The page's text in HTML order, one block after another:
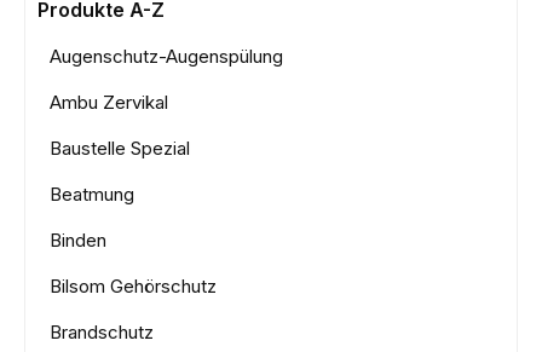
Produkte A-Z
Augenschutz-Augenspülung
Ambu Zervikal
Baustelle Spezial
Beatmung
Binden
Bilsom Gehörschutz
Brandschutz